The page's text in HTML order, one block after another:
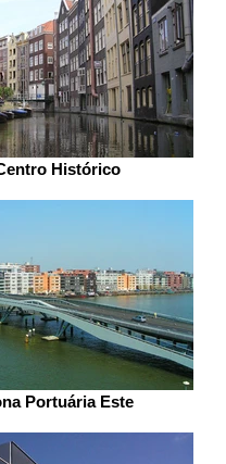
Histórico
Portuária Este